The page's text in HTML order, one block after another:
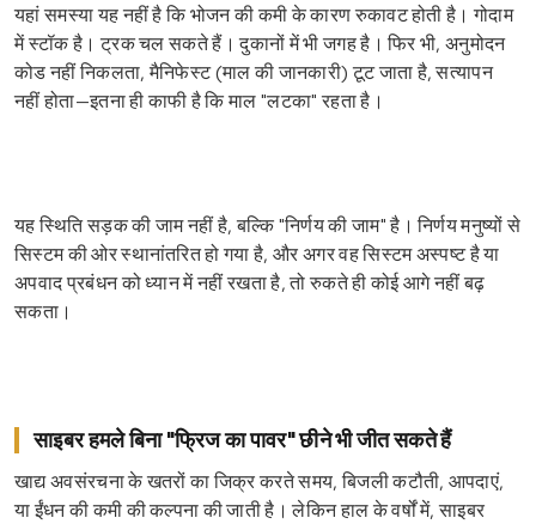
यहां समस्या यह नहीं है कि भोजन की कमी के कारण रुकावट होती है। गोदाम
में स्टॉक है। ट्रक चल सकते हैं। दुकानों में भी जगह है। फिर भी, अनुमोदन
कोड नहीं निकलता, मैनिफेस्ट (माल की जानकारी) टूट जाता है, सत्यापन
नहीं होता—इतना ही काफी है कि माल "लटका" रहता है।
यह स्थिति सड़क की जाम नहीं है, बल्कि "निर्णय की जाम" है। निर्णय मनुष्यों से
सिस्टम की ओर स्थानांतरित हो गया है, और अगर वह सिस्टम अस्पष्ट है या
अपवाद प्रबंधन को ध्यान में नहीं रखता है, तो रुकते ही कोई आगे नहीं बढ़
सकता।
साइबर हमले बिना "फ्रिज का पावर" छीने भी जीत सकते हैं
खाद्य अवसंरचना के खतरों का जिक्र करते समय, बिजली कटौती, आपदाएं,
या ईंधन की कमी की कल्पना की जाती है। लेकिन हाल के वर्षों में, साइबर